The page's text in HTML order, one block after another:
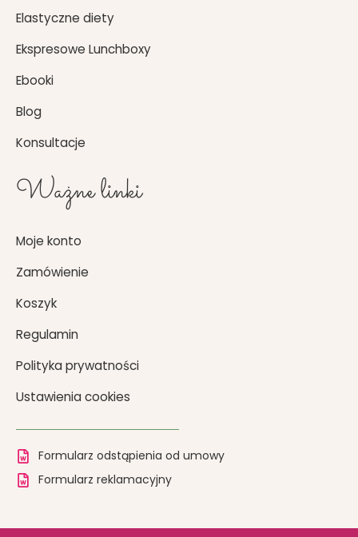
Elastyczne diety
Ekspresowe Lunchboxy
Ebooki
Blog
Konsultacje
Ważne linki
Moje konto
Zamówienie
Koszyk
Regulamin
Polityka prywatności
Ustawienia cookies
Formularz odstąpienia od umowy
Formularz reklamacyjny